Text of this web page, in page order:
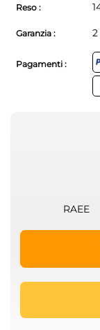
Reso :
Garanzia :
Pagamenti :
RAEE